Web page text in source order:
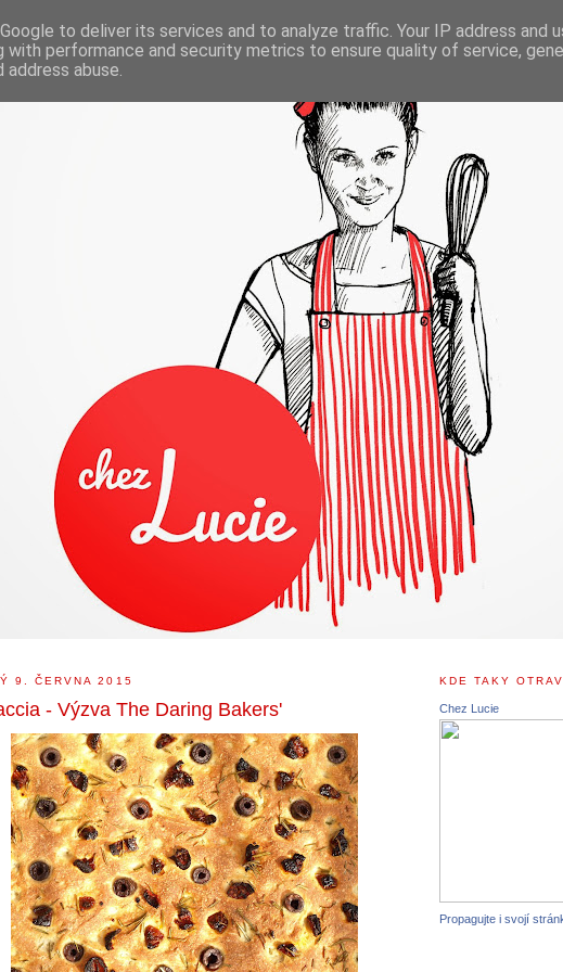
9. ČERVNA 2015
- Výzva The Daring Bakers'
KDE TAKY
Chez Lucie
Propagujte i svojí
to deliver its services and to analyze traffic. Your IP address and
with performance and security metrics to ensure quality of service,
abuse.